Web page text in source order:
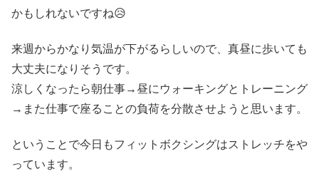
かもしれないですね😥
来週からかなり気温が下がるらしいので、真昼に歩いても
大丈夫になりそうです。
涼しくなったら朝仕事→昼にウォーキングとトレーニング
→また仕事で座ることの負荷を分散させようと思います。
ということで今日もフィットボクシングはストレッチをや
っています。